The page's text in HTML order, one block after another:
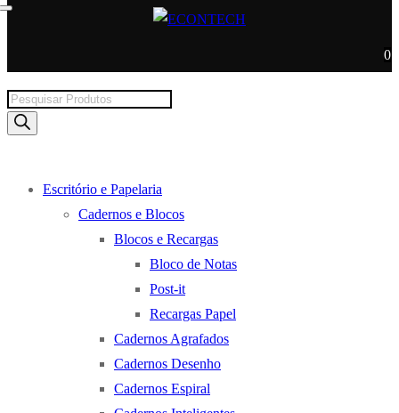
0
Products
search
Escritório e Papelaria
Cadernos e Blocos
Blocos e Recargas
Bloco de Notas
Post-it
Recargas Papel
Cadernos Agrafados
Cadernos Desenho
Cadernos Espiral